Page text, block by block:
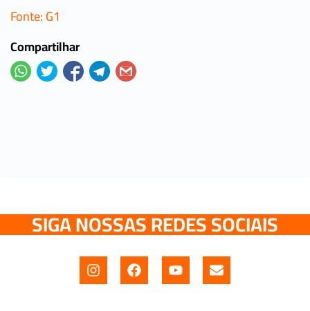
Fonte: G1
Compartilhar
SIGA NOSSAS REDES SOCIAIS